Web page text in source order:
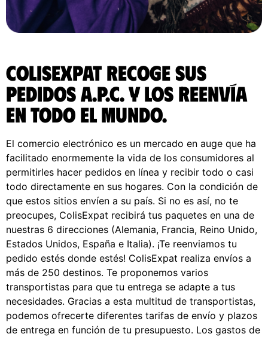
ColisExpat recoge sus
pedidos A.P.C. y los reenvía
en todo el Mundo.
El comercio electrónico es un mercado en auge que ha
facilitado enormemente la vida de los consumidores al
permitirles hacer pedidos en línea y recibir todo o casi
todo directamente en sus hogares. Con la condición de
que estos sitios envíen a su país. Si no es así, no te
preocupes, ColisExpat recibirá tus paquetes en una de
nuestras 6 direcciones (Alemania, Francia, Reino Unido,
Estados Unidos, España e Italia). ¡Te reenviamos tu
pedido estés donde estés! ColisExpat realiza envíos a
más de 250 destinos. Te proponemos varios
transportistas para que tu entrega se adapte a tus
necesidades. Gracias a esta multitud de transportistas,
podemos ofrecerte diferentes tarifas de envío y plazos
de entrega en función de tu presupuesto. Los gastos de